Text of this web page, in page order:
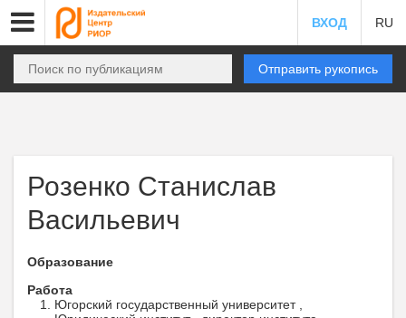
ВХОД RU
Отправить рукопись
Розенко Станислав
Васильевич
Образование
Работа
Югорский государственный университет ,